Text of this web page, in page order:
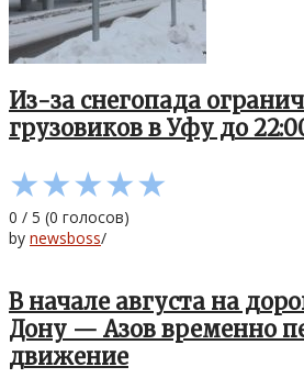
Из-за снегопада
грузовиков в Уфу до
★★★★★
0 / 5 (0 голосов)
by newsboss/
В начале августа на
Дону — Азов временно
движение